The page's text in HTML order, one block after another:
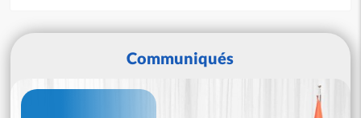
Communiqués